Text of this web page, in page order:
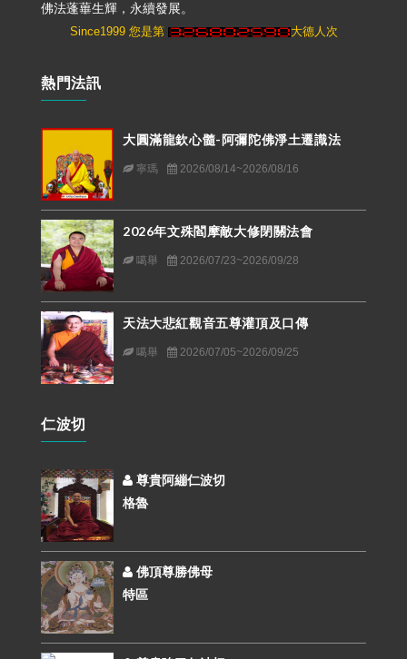
佛法蓬蓽生輝，永續發展。
Since1999 您是第 大德人次
熱門法訊
大圓滿龍欽心髓-阿彌陀佛淨土遷識法
寧瑪 2026/08/14~2026/08/16
2026年文殊閻摩敵大修閉關法會
噶舉 2026/07/23~2026/09/28
天法大悲紅觀音五尊灌頂及口傳
噶舉 2026/07/05~2026/09/25
仁波切
尊貴阿繃仁波切
格魯
佛頂尊勝佛母
特區